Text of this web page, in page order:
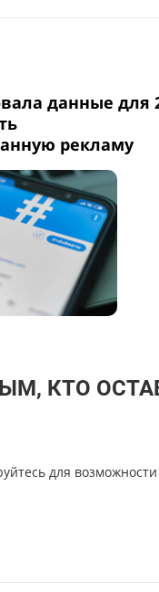
данные для
рекламу
КТО
для